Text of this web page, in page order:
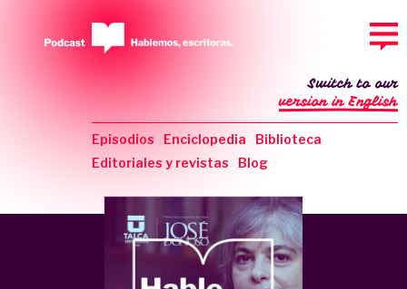
Episodios Enciclopedia
Biblioteca
Editoriales y revistas
Blog
Switch to our
version in English